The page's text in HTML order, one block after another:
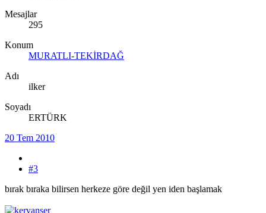
Mesajlar
295
Konum
MURATLI-TEKİRDAĞ
Adı
ilker
Soyadı
ERTÜRK
20 Tem 2010
#3
bırak bıraka bilirsen herkeze göre değil yen iden başlamak